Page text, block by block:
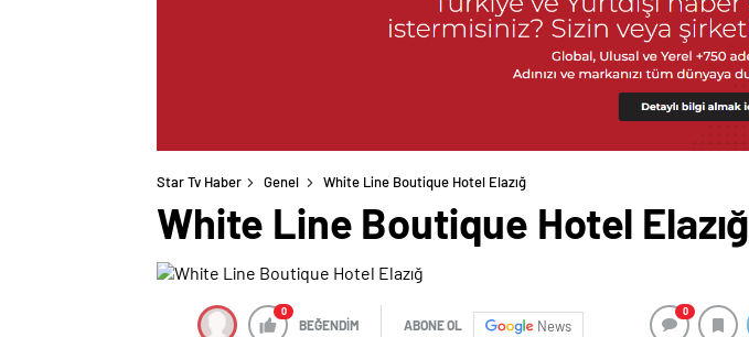
Star Tv Haber Genel White Line Boutique Hotel Elazığ
White Line Boutique Hotel Elazığ
0
BEĞENDİM ABONE OL News
0